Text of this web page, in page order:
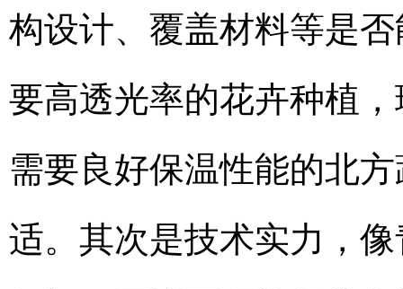
构设计、覆盖材料等是
要高透光率的花卉种植
需要良好保温性能的北
适。其次是技术实力，